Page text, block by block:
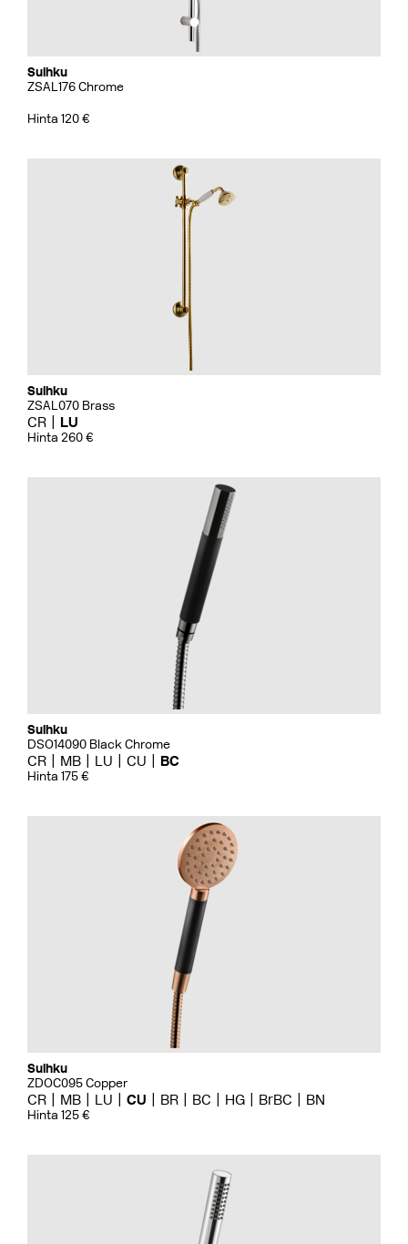
Suihku
ZSAL176 Chrome
Hinta 120 €
Suihku
ZSAL070 Brass
CR LU
Hinta 260 €
Suihku
DSO14090 Black Chrome
CR MB LU CU BC
Hinta 175 €
Suihku
ZDOC095 Copper
CR MB LU CU BR BC HG BrBC BN
Hinta 125 €